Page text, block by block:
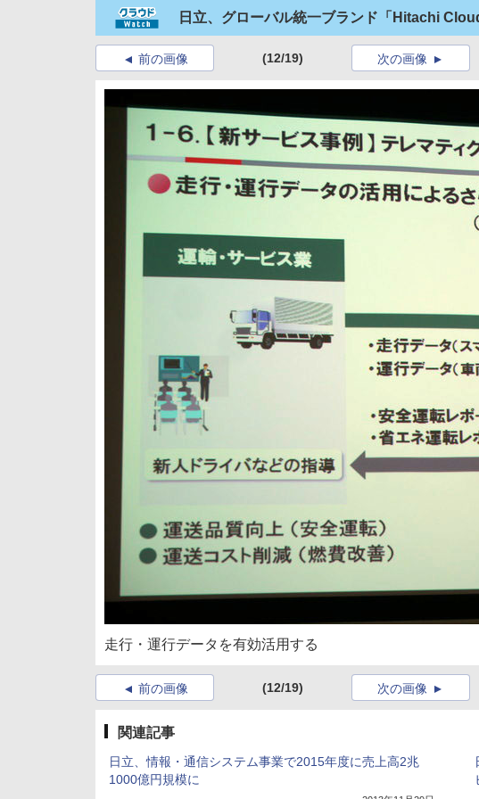
日立、グローバル統一ブランド「Hitachi
前の画像 (12/19) 次の画像
走行・運行データを有効活用する
前の画像 (12/19) 次の画像
関連記事
日立、情報・通信システム事業で2015年度に売上高2兆
1000億円規模に